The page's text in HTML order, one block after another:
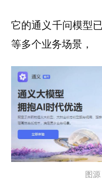
它的通义千问模型
等多个业务场景，
图